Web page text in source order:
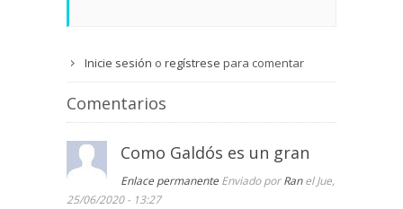
Inicie sesión o regístrese para comentar
Comentarios
Como Galdós es un gran
Enlace permanente Enviado porRanel Jue,
25/06/2020 - 13:27